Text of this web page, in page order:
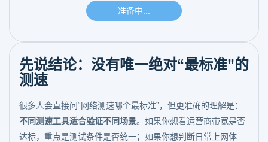
先说结论：没有唯一绝对“最标准”的
测速
很多人会直接问“网络测速哪个最标准”，但更准确的理解是：
不同测速工具适合验证不同场景。如果你想看运营商带宽是否
达标，重点是测试条件是否统一；如果你想判断日常上网体